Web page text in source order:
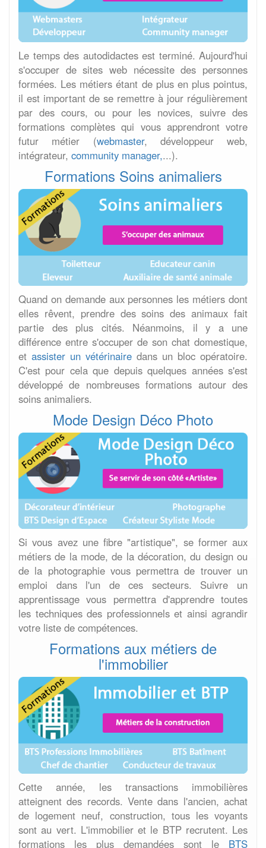
Le temps des autodidactes est terminé. Aujourd'hui
s'occuper de sites web nécessite des personnes
formées. Les métiers étant de plus en plus pointus,
il est important de se remettre à jour régulièrement
par des cours, ou pour les novices, suivre des
formations complètes qui vous apprendront votre
futur métier (webmaster, développeur web,
intégrateur, community manager,...).
Formations Soins animaliers
Quand on demande aux personnes les métiers dont
elles rêvent, prendre des soins des animaux fait
partie des plus cités. Néanmoins, il y a une
différence entre s'occuper de son chat domestique,
et assister un vétérinaire dans un bloc opératoire.
C'est pour cela que depuis quelques années s'est
développé de nombreuses formations autour des
soins animaliers.
Mode Design Déco Photo
Si vous avez une fibre "artistique", se former aux
métiers de la mode, de la décoration, du design ou
de la photographie vous permettra de trouver un
emploi dans l'un de ces secteurs. Suivre un
apprentissage vous permettra d'apprendre toutes
les techniques des professionnels et ainsi agrandir
votre liste de compétences.
Formations aux métiers de
l'immobilier
Cette année, les transactions immobilières
atteignent des records. Vente dans l'ancien, achat
de logement neuf, construction, tous les voyants
sont au vert. L'immobilier et le BTP recrutent. Les
formations les plus demandées sont le BTS